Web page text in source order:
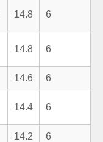
14.8 6
14.8 6
14.6 6
14.4 6
14.2 6